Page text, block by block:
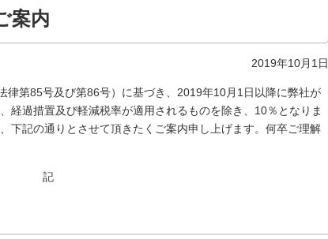
案内
2019年10月1日
律第85号及び第86号）に基づき、2019年10月1日以降に弊社が
経過措置及び軽減税率が適用されるものを除き、10％となりま
下記の通りとさせて頂きたくご案内申し上げます。何卒ご理解
記